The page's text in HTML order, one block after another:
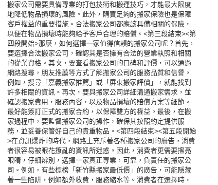
搬家公司需要具備專業的打包技術和搬運技巧，才能最大限度
地降低物品損壞的風險。此外，購買足夠的搬家保險也是保障
客戶權益的重要措施。合法搬家公司都應該具備相關的保險，
以便在物品損壞時能夠給予客戶合理的賠償。<第三段結束><第
四段開始>那麼，如何選擇一家值得信賴的搬家公司呢？首先，
要選擇合法搬家公司，確認其是否擁有合法的營業執照和相關
的從業資格。其次，要查看搬家公司的口碑和評價，可以通過
網路搜尋，朋友推薦等方式了解搬家公司的服務品質和信譽。
例如，搜尋「 嘉義搬家推薦」或「屏東搬家評價」，就能找到
許多相關的資訊。再次，要與搬家公司詳細溝通搬家需求，並
確認搬家費用，服務內容，以及物品損壞的賠償方案等細節。
最好能簽訂正式的搬家合約，以保障雙方的權益。最後，在搬
家過程中，要監督搬家公司的操作，確保其按照約定提供服
務，並妥善保管好自己的貴重物品。<第四段結束><第五段開始
>在資訊爆炸的時代，網路上充斥著各種搬家公司的廣告，消費
者很容易被眼花撩亂的資訊所迷惑。因此，消費者更需要擦亮
眼睛，仔細辨別，選擇一家真正專業，可靠，負責任的搬家公
司。例如，有些標榜「新竹縣搬家最低價」的廣告，可能隱藏
著一些陷阱，例如額外收費，服務縮水等。消費者在選擇時，